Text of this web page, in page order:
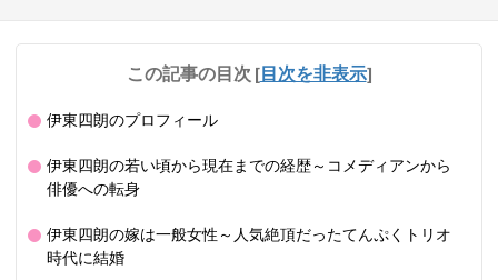
この記事の目次 [目次を非表示]
伊東四朗のプロフィール
伊東四朗の若い頃から現在までの経歴～コメディアンから
俳優への転身
伊東四朗の嫁は一般女性～人気絶頂だったてんぷくトリオ
時代に結婚